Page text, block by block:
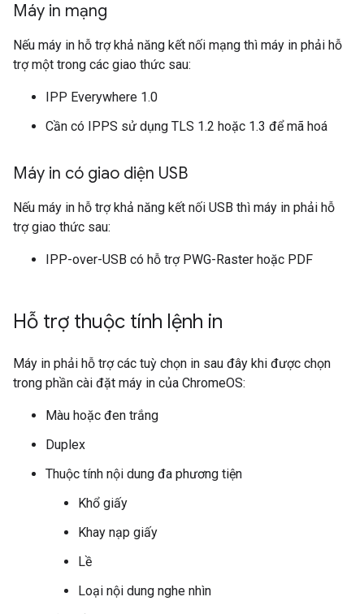
Máy in mạng
Nếu máy in hỗ trợ khả năng kết nối mạng thì máy in phải hỗ
trợ một trong các giao thức sau:
IPP Everywhere 1.0
Cần có IPPS sử dụng TLS 1.2 hoặc 1.3 để mã hoá
Máy in có giao diện USB
Nếu máy in hỗ trợ khả năng kết nối USB thì máy in phải hỗ
trợ giao thức sau:
IPP-over-USB có hỗ trợ PWG-Raster hoặc PDF
Hỗ trợ thuộc tính lệnh in
Máy in phải hỗ trợ các tuỳ chọn in sau đây khi được chọn
trong phần cài đặt máy in của ChromeOS:
Màu hoặc đen trắng
Duplex
Thuộc tính nội dung đa phương tiện
Khổ giấy
Khay nạp giấy
Lề
Loại nội dung nghe nhìn